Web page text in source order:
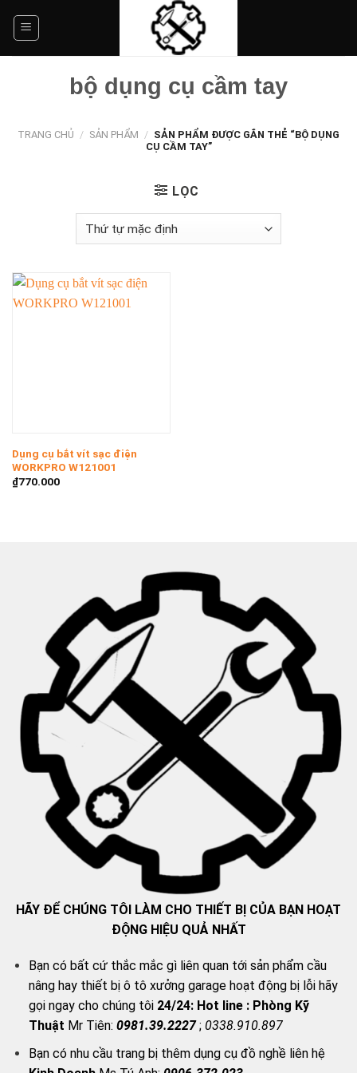
bộ dụng cụ cầm tay
TRANG CHỦ / SẢN PHẨM / SẢN PHẨM ĐƯỢC GẮN THẺ “BỘ DỤNG
CỤ CẦM TAY”
LỌC
Dụng cụ bắt vít sạc điện
WORKPRO W121001
₫770.000
HÃY ĐỂ CHÚNG TÔI LÀM CHO THIẾT BỊ CỦA BẠN HOẠT
ĐỘNG HIỆU QUẢ NHẤT
Bạn có bất cứ thắc mắc gì liên quan tới sản phẩm cầu
nâng hay thiết bị ô tô xưởng garage hoạt động bị lỗi hãy
gọi ngay cho chúng tôi 24/24: Hot line : Phòng Kỹ
Thuật Mr Tiên: 0981.39.2227; 0338.910.897
Bạn có nhu cầu trang bị thêm dụng cụ đồ nghề liên hệ